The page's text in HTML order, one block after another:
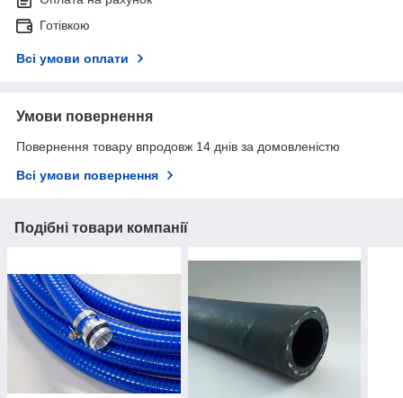
Готівкою
Всі умови оплати
Умови повернення
Повернення товару впродовж 14 днів за домовленістю
Всі умови повернення
Подібні товари компанії